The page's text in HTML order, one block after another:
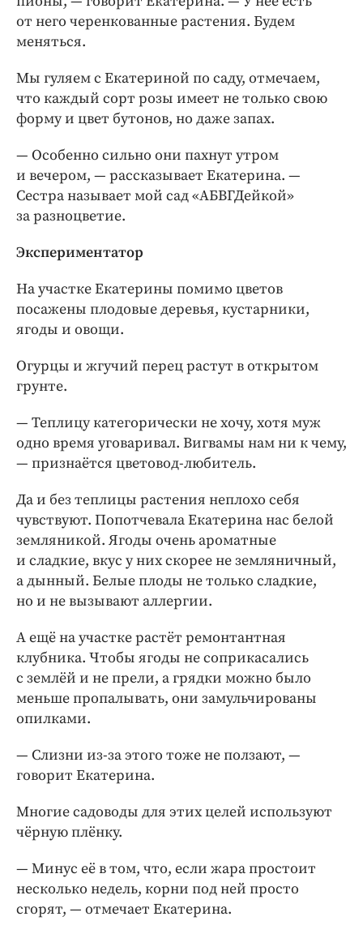
от него черенкованные растения. Будем
меняться.
Мы гуляем с Екатериной по саду, отмечаем,
что каждый сорт розы имеет не только свою
форму и цвет бутонов, но даже запах.
— Особенно сильно они пахнут утром
и вечером, — рассказывает Екатерина. —
Сестра называет мой сад «АБВГДейкой»
за разноцветие.
Экспериментатор
На участке Екатерины помимо цветов
посажены плодовые деревья, кустарники,
ягоды и овощи.
Огурцы и жгучий перец растут в открытом
грунте.
— Теплицу категорически не хочу, хотя муж
одно время уговаривал. Вигвамы нам ни к чему,
— признаётся цветовод-любитель.
Да и без теплицы растения неплохо себя
чувствуют. Попотчевала Екатерина нас белой
земляникой. Ягоды очень ароматные
и сладкие, вкус у них скорее не земляничный,
а дынный. Белые плоды не только сладкие,
но и не вызывают аллергии.
А ещё на участке растёт ремонтантная
клубника. Чтобы ягоды не соприкасались
с землёй и не прели, а грядки можно было
меньше пропалывать, они замульчированы
опилками.
— Слизни из-за этого тоже не ползают, —
говорит Екатерина.
Многие садоводы для этих целей используют
чёрную плёнку.
— Минус её в том, что, если жара простоит
несколько недель, корни под ней просто
сгорят, — отмечает Екатерина.